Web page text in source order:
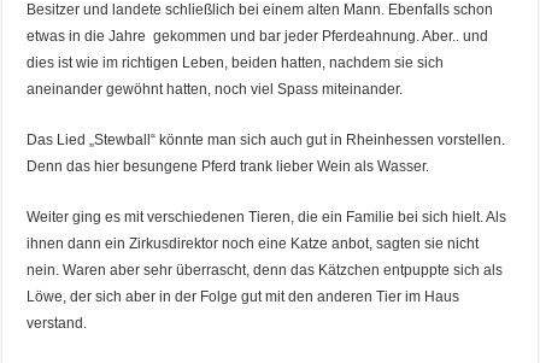
Besitzer und landete schließlich bei einem alten Mann. Ebenfalls schon
etwas in die Jahre gekommen und bar jeder Pferdeahnung. Aber.. und
dies ist wie im richtigen Leben, beiden hatten, nachdem sie sich
aneinander gewöhnt hatten, noch viel Spass miteinander.
Das Lied „Stewball“ könnte man sich auch gut in Rheinhessen vorstellen.
Denn das hier besungene Pferd trank lieber Wein als Wasser.
Weiter ging es mit verschiedenen Tieren, die ein Familie bei sich hielt. Als
ihnen dann ein Zirkusdirektor noch eine Katze anbot, sagten sie nicht
nein. Waren aber sehr überrascht, denn das Kätzchen entpuppte sich als
Löwe, der sich aber in der Folge gut mit den anderen Tier im Haus
verstand.